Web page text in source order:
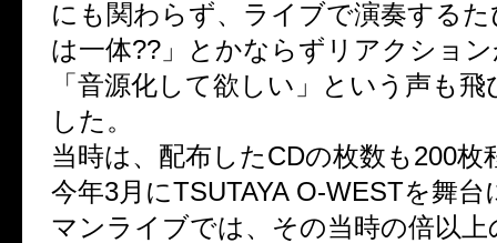
にも関わらず、ライブで演奏する
は一体??」とかならずリアクショ
「音源化して欲しい」という声も
した。
当時は、配布したCDの枚数も200枚
今年3月にTSUTAYA O-WESTを舞
マンライブでは、その当時の倍以上